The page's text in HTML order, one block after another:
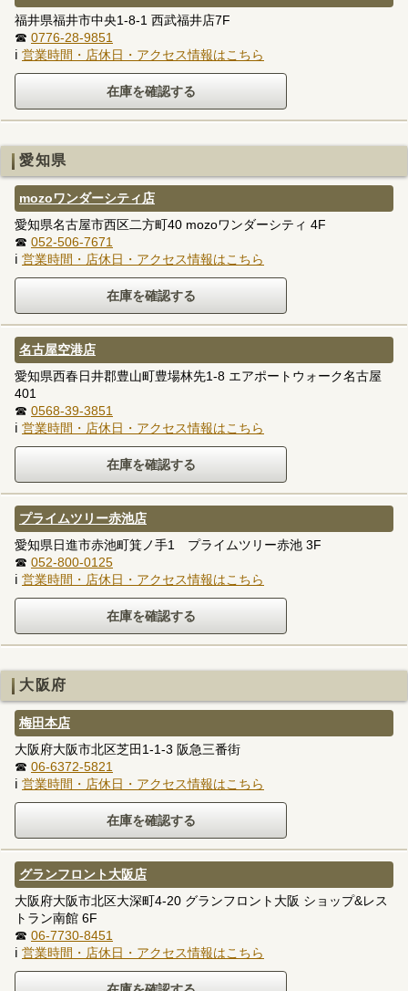
福井県福井市中央1-8-1 西武福井店7F
☎ 0776-28-9851
ℹ 営業時間・店休日・アクセス情報はこちら
愛知県
mozoワンダーシティ店
愛知県名古屋市西区二方町40 mozoワンダーシティ 4F
☎ 052-506-7671
ℹ 営業時間・店休日・アクセス情報はこちら
名古屋空港店
愛知県西春日井郡豊山町豊場林先1-8 エアポートウォーク名古屋
401
☎ 0568-39-3851
ℹ 営業時間・店休日・アクセス情報はこちら
プライムツリー赤池店
愛知県日進市赤池町箕ノ手1 プライムツリー赤池 3F
☎ 052-800-0125
ℹ 営業時間・店休日・アクセス情報はこちら
大阪府
梅田本店
大阪府大阪市北区芝田1-1-3 阪急三番街
☎ 06-6372-5821
ℹ 営業時間・店休日・アクセス情報はこちら
グランフロント大阪店
大阪府大阪市北区大深町4-20 グランフロント大阪 ショップ&レス
トラン南館 6F
☎ 06-7730-8451
ℹ 営業時間・店休日・アクセス情報はこちら